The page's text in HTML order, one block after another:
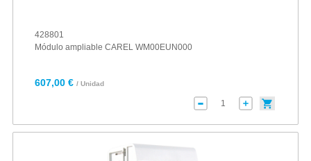
428801
Módulo ampliable CAREL WM00EUN000
607,00 € / Unidad